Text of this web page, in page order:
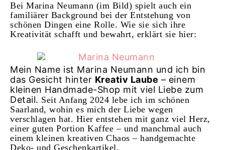
Bei Marina Neumann (im Bild) spielt auch ein
familiärer Background bei der Entstehung von
schönen Dingen eine Rolle. Wie sie sich ihre
Kreativität schafft und bewahrt, erklärt sie hier:
Mein Name ist Marina Neumann und ich bin
das Gesicht hinter Kreativ Laube – einem
kleinen Handmade-Shop mit viel Liebe zum
Detail. Seit Anfang 2024 lebe ich im schönen
Saarland, wohin es mich der Liebe wegen
verschlagen hat. Hier entstehen mit ganz viel Herz,
einer guten Portion Kaffee – und manchmal auch
einem kleinen kreativen Chaos – handgemachte
Deko- und Geschenkartikel.